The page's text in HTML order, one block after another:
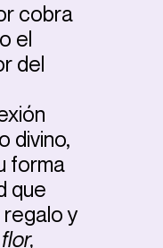
cobra
el
del
divino,
forma
que
y